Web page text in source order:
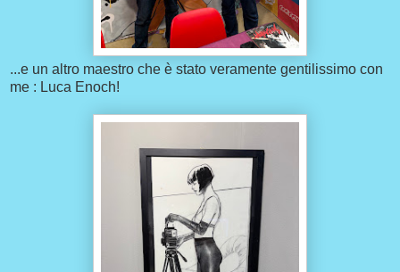
...e un altro maestro che è stato veramente gentilissimo con
me : Luca Enoch!